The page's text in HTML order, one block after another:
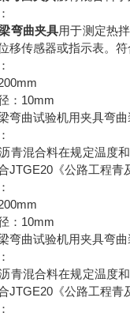
弯曲夹具用于测定热
移传感器或指示表。符
： 10mm
弯曲试验机用夹具弯曲
青混合料在规定温度
JTGE20 《公路工程
： 10mm
弯曲试验机用夹具弯曲
青混合料在规定温度
JTGE20 《公路工程